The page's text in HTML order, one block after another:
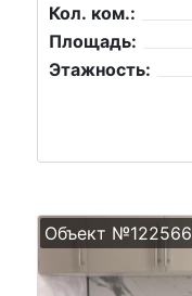
Кол. ком.:
Площадь:
Этажность:
Объект №122566